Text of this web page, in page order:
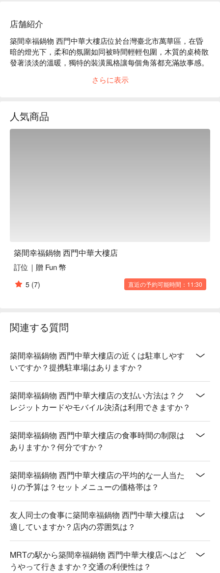
店舗紹介
築間幸福鍋物 西門中華大樓店位於台灣臺北市萬華區，在昏
暗的燈光下，柔和的氛圍如同被時間輕輕包圍，木質的桌椅散
發著淡淡的溫暖，獨特的裝潢風格讓每個角落都充滿故事感。
牛小排成為完美的催化劑，提升了聚會或用餐的體驗。這些精
選佳餚與周圍的環境相得益彰，帶來一次難忘的味覺之旅。
🍽️ 口碑必點
【個人鍋】獨享滋味，湯鮮料足溫暖滿溢
【爆炒鴛鴦鍋】香辣雙味，炒出層次豐富
【海鮮總匯鍋】海味豐盛，湯汁濃郁鮮香四溢
【果醋】酸甜開胃，清新怡人
【氣泡飲料】氣泡輕盈，爽口解渴
💡 未成年請勿飲酒；禁止酒駕
さらに表示
人気商品
築間幸福鍋物 西門中華大樓店
訂位｜贈 Fun 幣
5 (7) 直近の予約可能時間：11:30
関連する質問
築間幸福鍋物 西門中華大樓店の近くは駐車しやす
いですか？提携駐車場はありますか？
築間幸福鍋物 西門中華大樓店の支払い方法は？ク
レジットカードやモバイル決済は利用できますか？
築間幸福鍋物 西門中華大樓店の食事時間の制限は
ありますか？何分ですか？
築間幸福鍋物 西門中華大樓店の平均的な一人当た
りの予算は？セットメニューの価格帯は？
友人同士の食事に築間幸福鍋物 西門中華大樓店は
適していますか？店内の雰囲気は？
MRTの駅から築間幸福鍋物 西門中華大樓店へはど
うやって行きますか？交通の利便性は？